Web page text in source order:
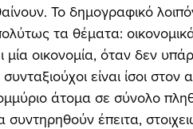
Το δημογραφικό
τα θέματα:
μία οικονομία, όταν δεν
είναι ίσοι
άτομα σε σύνολο
έπειτα,